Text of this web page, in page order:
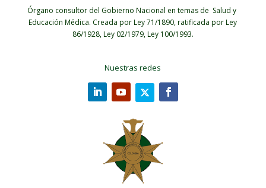
Órgano consultor del Gobierno Nacional en temas de Salud y
Educación Médica. Creada por Ley 71/1890, ratificada por Ley
86/1928, Ley 02/1979, Ley 100/1993.
Nuestras redes